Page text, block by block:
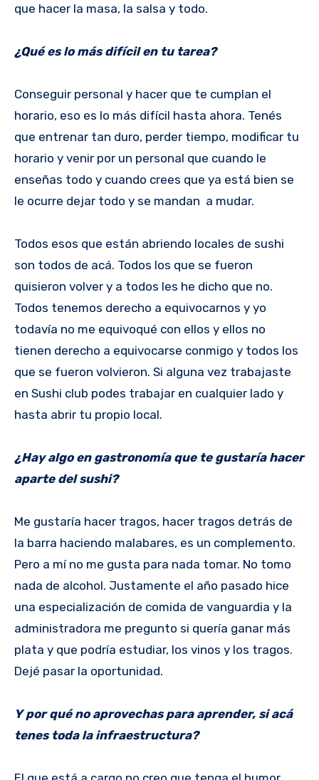
que hacer la masa, la salsa y todo.
¿Qué es lo más difícil en tu tarea?
Conseguir personal y hacer que te cumplan el
horario, eso es lo más difícil hasta ahora. Tenés
que entrenar tan duro, perder tiempo, modificar tu
horario y venir por un personal que cuando le
enseñas todo y cuando crees que ya está bien se
le ocurre dejar todo y se mandan a mudar.
Todos esos que están abriendo locales de sushi
son todos de acá. Todos los que se fueron
quisieron volver y a todos les he dicho que no.
Todos tenemos derecho a equivocarnos y yo
todavía no me equivoqué con ellos y ellos no
tienen derecho a equivocarse conmigo y todos los
que se fueron volvieron. Si alguna vez trabajaste
en Sushi club podes trabajar en cualquier lado y
hasta abrir tu propio local.
¿Hay algo en gastronomía que te gustaría hacer
aparte del sushi?
Me gustaría hacer tragos, hacer tragos detrás de
la barra haciendo malabares, es un complemento.
Pero a mí no me gusta para nada tomar. No tomo
nada de alcohol. Justamente el año pasado hice
una especialización de comida de vanguardia y la
administradora me pregunto si quería ganar más
plata y que podría estudiar, los vinos y los tragos.
Dejé pasar la oportunidad.
Y por qué no aprovechas para aprender, si acá
tenes toda la infraestructura?